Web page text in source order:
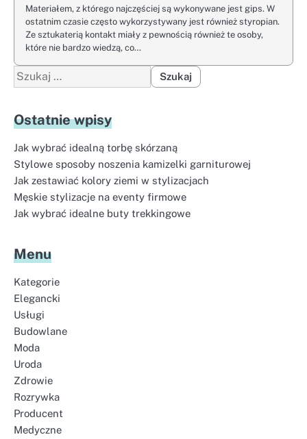
Materiałem, z którego najczęściej są wykonywane jest gips. W
ostatnim czasie często wykorzystywany jest również styropian.
Ze sztukaterią kontakt miały z pewnością również te osoby,
które nie bardzo wiedzą, co…
Szukaj:
Ostatnie wpisy
Jak wybrać idealną torbę skórzaną
Stylowe sposoby noszenia kamizelki garniturowej
Jak zestawiać kolory ziemi w stylizacjach
Męskie stylizacje na eventy firmowe
Jak wybrać idealne buty trekkingowe
Menu
Kategorie
Elegancki
Usługi
Budowlane
Moda
Uroda
Zdrowie
Rozrywka
Producent
Medyczne